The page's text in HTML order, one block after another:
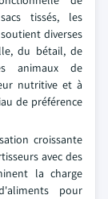
tissés, les
diverses
du bétail, de
animaux de
nutritive et à
de préférence
croissante
avec des
la charge
pour